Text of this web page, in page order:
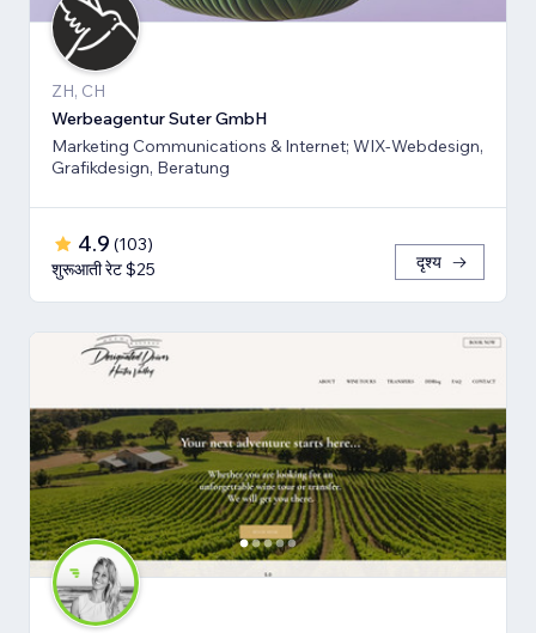
ZH, CH
Werbeagentur Suter GmbH
Marketing Communications & Internet; WIX-Webdesign,
Grafikdesign, Beratung
4.9 (103)
शुरूआती रेट $25
दृश्य